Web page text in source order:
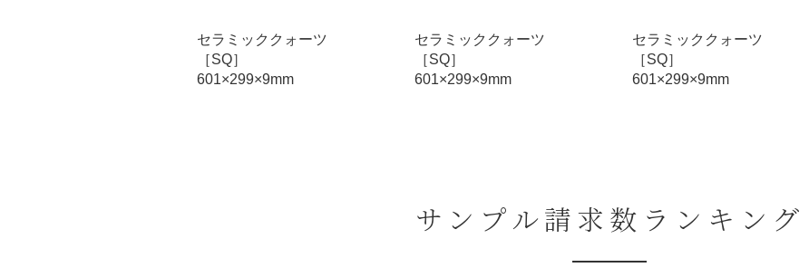
セラミッククォーツ
［SQ］
601×299×9mm
セラミッククォーツ
［SQ］
601×299×9mm
セラミッククォーツ
［SQ］
295×295×9mm
サンプル請求数ランキング